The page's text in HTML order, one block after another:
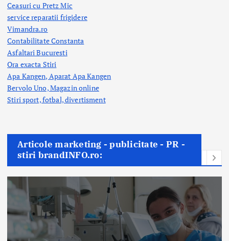
Ceasuri cu Pretz Mic
service reparatii frigidere
Vimandra.ro
Contabilitate Constanta
Asfaltari Bucuresti
Ora exacta Stiri
Apa Kangen, Aparat Apa Kangen
Bervolo Uno, Magazin online
Stiri sport, fotbal,divertisment
Articole marketing - publicitate - PR -
stiri brandINFO.ro: